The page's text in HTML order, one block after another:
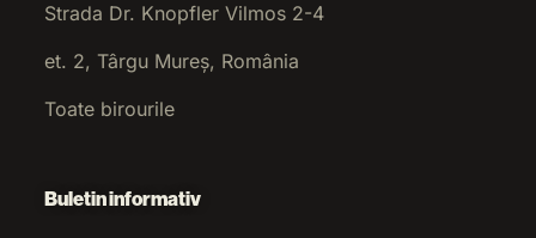
Strada Dr. Knopfler Vilmos 2-4
et. 2, Târgu Mureș, România
Toate birourile
Buletin informativ